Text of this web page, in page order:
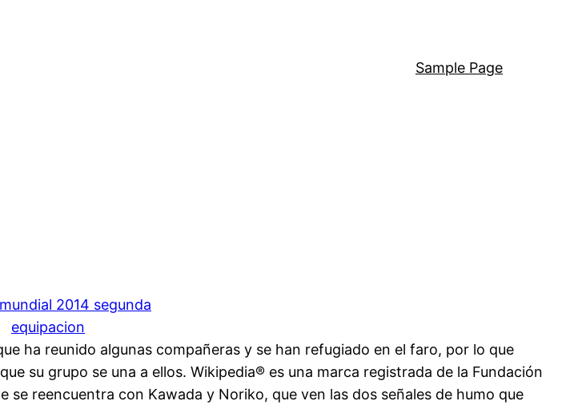
Sample Page
ha reunido algunas compañeras y se han refugiado en el faro, por lo que
su grupo se una a ellos. Wikipedia® es una marca registrada de la Fundación
reencuentra con Kawada y Noriko, que ven las dos señales de humo que